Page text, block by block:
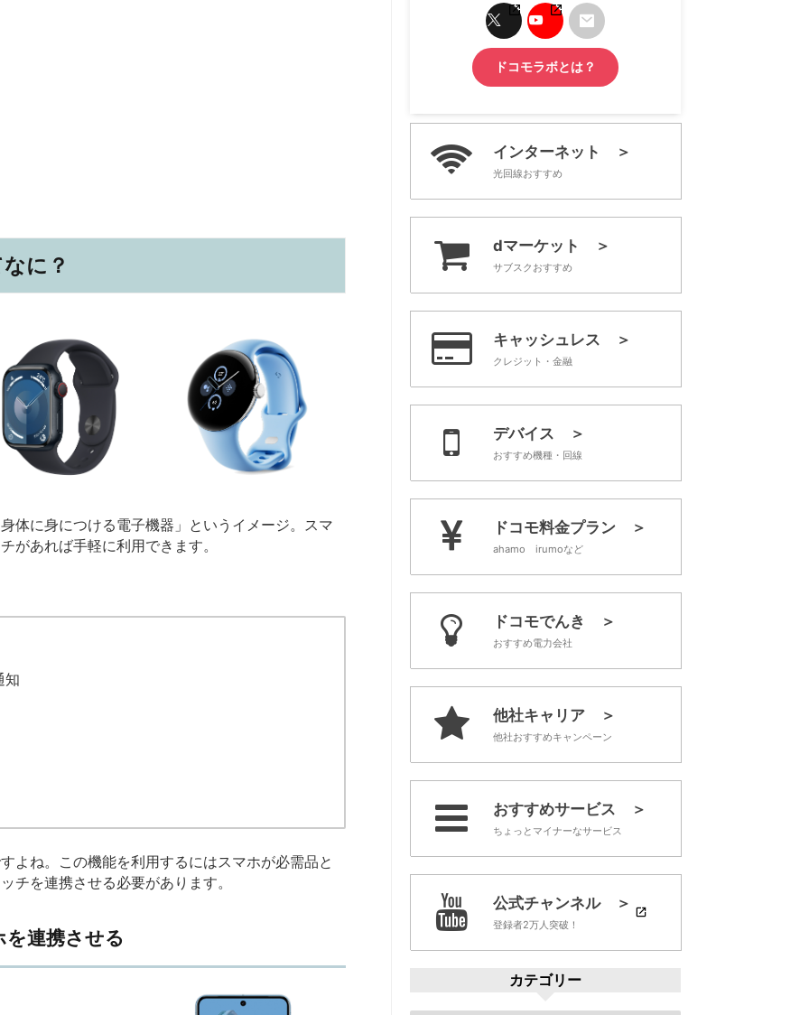
に？
体に身につける電子機器」というイメージ。スマ
があれば手軽に利用できます。
知
よね。この機能を利用するにはスマホが必需品と
チを連携させる必要があります。
連携させる
ドコモラボとは？
インターネット ＞
光回線おすすめ
dマーケット ＞
サブスクおすすめ
キャッシュレス ＞
クレジット・金融
デバイス ＞
おすすめ機種・回線
ドコモ料金プラン ＞
ahamo irumoなど
ドコモでんき ＞
おすすめ電力会社
他社キャリア ＞
他社おすすめキャンペーン
おすすめサービス ＞
ちょっとマイナーなサービス
公式チャンネル ＞
登録者2万人突破！
カテゴリー